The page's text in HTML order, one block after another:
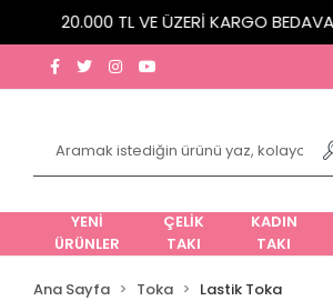
20.000 TL VE ÜZERİ KARGO BEDAVA
YENİ
ÜRÜNLER
ÇELİK
TAKI
KADIN
TAKI
Ana Sayfa Toka Lastik Toka